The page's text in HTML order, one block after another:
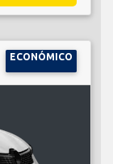
ECONÓMICO